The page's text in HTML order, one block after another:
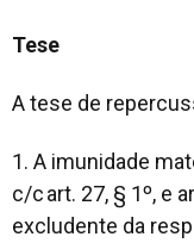
Tese
A tese de
1. A imunidade
c/c art. 27, § 1º, e
excludente da